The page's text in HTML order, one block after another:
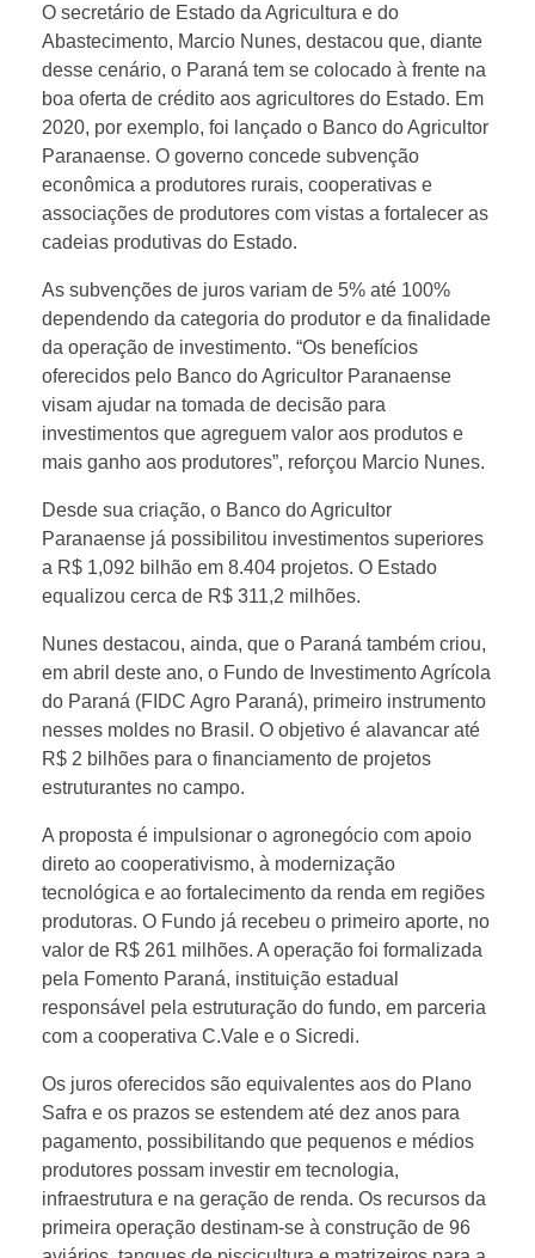
d
a
A
g
r
i
c
u
l
t
u
r
a
o
r
i
e
n
t
O secretário de Estado da Agricultura e do
Abastecimento, Marcio Nunes, destacou que, diante
desse cenário, o Paraná tem se colocado à frente na
boa oferta de crédito aos agricultores do Estado. Em
2020, por exemplo, foi lançado o Banco do Agricultor
Paranaense. O governo concede subvenção
econômica a produtores rurais, cooperativas e
associações de produtores com vistas a fortalecer as
cadeias produtivas do Estado.
As subvenções de juros variam de 5% até 100%
dependendo da categoria do produtor e da finalidade
da operação de investimento. “Os benefícios
oferecidos pelo Banco do Agricultor Paranaense
visam ajudar na tomada de decisão para
investimentos que agreguem valor aos produtos e
mais ganho aos produtores”, reforçou Marcio Nunes.
Desde sua criação, o Banco do Agricultor
Paranaense já possibilitou investimentos superiores
a R$ 1,092 bilhão em 8.404 projetos. O Estado
equalizou cerca de R$ 311,2 milhões.
Nunes destacou, ainda, que o Paraná também criou,
em abril deste ano, o Fundo de Investimento Agrícola
do Paraná (FIDC Agro Paraná), primeiro instrumento
nesses moldes no Brasil. O objetivo é alavancar até
R$ 2 bilhões para o financiamento de projetos
estruturantes no campo.
A proposta é impulsionar o agronegócio com apoio
direto ao cooperativismo, à modernização
tecnológica e ao fortalecimento da renda em regiões
produtoras. O Fundo já recebeu o primeiro aporte, no
valor de R$ 261 milhões. A operação foi formalizada
pela Fomento Paraná, instituição estadual
responsável pela estruturação do fundo, em parceria
com a cooperativa C.Vale e o Sicredi.
Os juros oferecidos são equivalentes aos do Plano
Safra e os prazos se estendem até dez anos para
pagamento, possibilitando que pequenos e médios
produtores possam investir em tecnologia,
infraestrutura e na geração de renda. Os recursos da
primeira operação destinam-se à construção de 96